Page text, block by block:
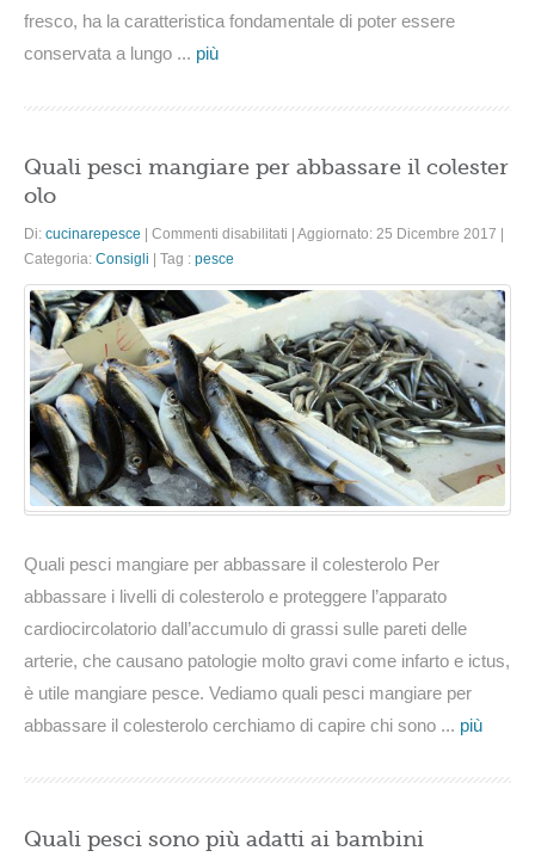
fresco, ha la caratteristica fondamentale di poter essere
conservata a lungo ... più
Quali pesci mangiare per abbassare il colester
olo
Di: cucinarepesce | Commenti disabilitati su
pesci
mangiare
per
abbassare
il
colesterolo
| Aggiornato: 25 Dicembre 2017 |
Categoria: Consigli | Tag : pesce
Quali pesci mangiare per abbassare il colesterolo Per
abbassare i livelli di colesterolo e proteggere l’apparato
cardiocircolatorio dall’accumulo di grassi sulle pareti delle
arterie, che causano patologie molto gravi come infarto e ictus,
è utile mangiare pesce. Vediamo quali pesci mangiare per
abbassare il colesterolo cerchiamo di capire chi sono ... più
Quali pesci sono più adatti ai bambini